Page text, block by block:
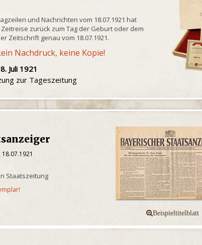
und Nachrichten vom 18.07.1921 hat
zurück zum Tag der Geburt oder dem
Zeitschrift genau vom 18.07.1921.
Nachdruck, keine Kopie!
Juli 1921
zur Tageszeitung
Staatszeitung